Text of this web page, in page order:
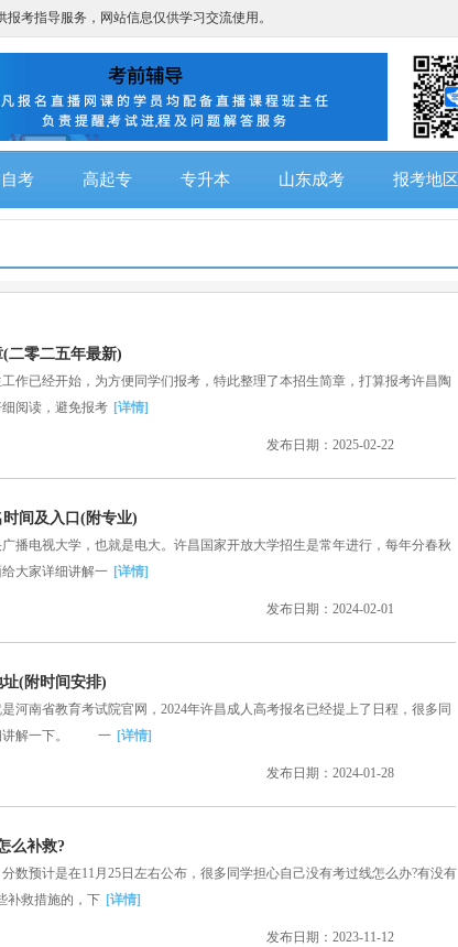
考指导服务，网站信息仅供学习交流使用。
自考 高起专 专升本 山东成考 报考地区
二零二五年最新)
已经开始，为方便同学们报考，特此整理了本招生简章，打算报考许昌陶
阅读，避免报考 [详情]
发布日期：2025-02-22
间及入口(附专业)
电视大学，也就是电大。许昌国家开放大学招生是常年进行，每年分春秋
大家详细讲解一 [详情]
发布日期：2024-02-01
(附时间安排)
南省教育考试院官网，2024年许昌成人高考报名已经提上了日程，很多同
细讲解一下。 一 [详情]
发布日期：2024-01-28
么补救?
预计是在11月25日左右公布，很多同学担心自己没有考过线怎么办?有没有
补救措施的，下 [详情]
发布日期：2023-11-12